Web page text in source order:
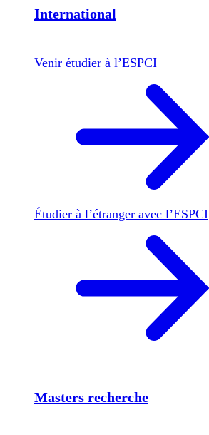
International
Venir étudier à l’ESPCI
Étudier à l’étranger avec l’ESPCI
Masters recherche